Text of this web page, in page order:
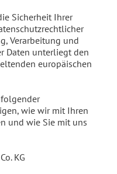
Sicherheit Ihrer
Verarbeitung und
Daten unterliegt den
europäischen
wie wir mit Ihren
und wie Sie mit uns
KG